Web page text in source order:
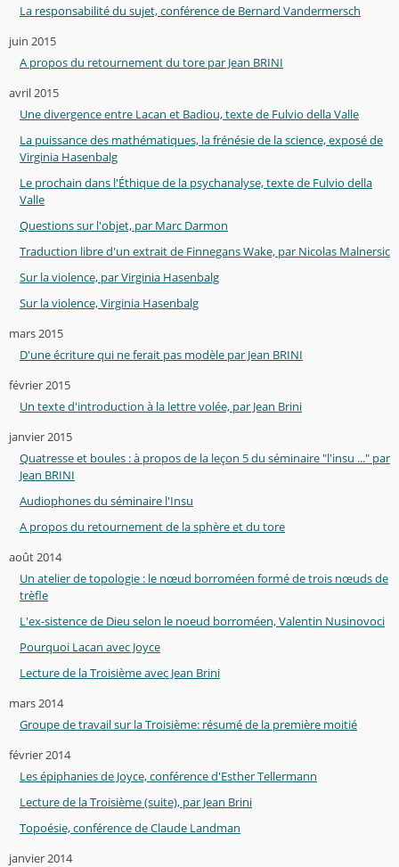
La responsabilité du sujet, conférence de Bernard Vandermersch
juin 2015
A propos du retournement du tore par Jean BRINI
avril 2015
Une divergence entre Lacan et Badiou, texte de Fulvio della Valle
La puissance des mathématiques, la frénésie de la science, exposé de
Virginia Hasenbalg
Le prochain dans l'Éthique de la psychanalyse, texte de Fulvio della
Valle
Questions sur l'objet, par Marc Darmon
Traduction libre d'un extrait de Finnegans Wake, par Nicolas Malnersic
Sur la violence, par Virginia Hasenbalg
Sur la violence, Virginia Hasenbalg
mars 2015
D'une écriture qui ne ferait pas modèle par Jean BRINI
février 2015
Un texte d'introduction à la lettre volée, par Jean Brini
janvier 2015
Quatresse et boules : à propos de la leçon 5 du séminaire "l'insu ..." par
Jean BRINI
Audiophones du séminaire l'Insu
A propos du retournement de la sphère et du tore
août 2014
Un atelier de topologie : le nœud borroméen formé de trois nœuds de
trèfle
L'ex-sistence de Dieu selon le noeud borroméen, Valentin Nusinovoci
Pourquoi Lacan avec Joyce
Lecture de la Troisième avec Jean Brini
mars 2014
Groupe de travail sur la Troisième: résumé de la première moitié
février 2014
Les épiphanies de Joyce, conférence d'Esther Tellermann
Lecture de la Troisième (suite), par Jean Brini
Topoésie, conférence de Claude Landman
janvier 2014